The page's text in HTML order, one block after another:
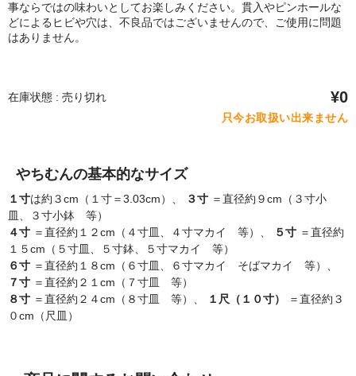
事ならではの味わいとしてお楽しみください。貫入やピンホールな
どによるヒビや穴は、不良品ではございませんので、ご使用に問題
はありません。
在庫状態 : 売り切れ ¥0
只今お取扱い出来ません
やちむんの基本的なサイズ
１寸は約３cm（１寸＝3.03cm）、 ３寸 ＝直径約９cm（３寸小
皿、３寸小鉢 等）
４寸 ＝直径約１２cm（４寸皿、４寸マカイ 等）、 ５寸 ＝直径約
１５cm（５寸皿、５寸鉢、５寸マカイ 等）
６寸 ＝直径約１８cm（６寸皿、６寸マカイ そばマカイ 等）、
７寸 ＝直径約２１cm（７寸皿 等）
８寸 ＝直径約２４cm（８寸皿 等）、 １尺（１０寸）
＝直径約３
０cm（尺皿）